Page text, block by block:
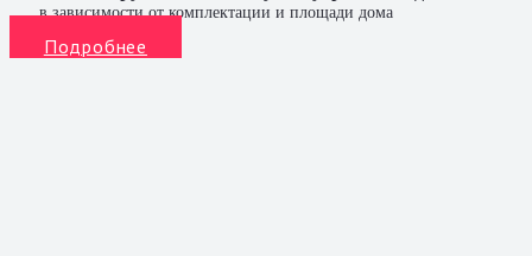
в зависимости от комплектации и площади дома
Подробнее